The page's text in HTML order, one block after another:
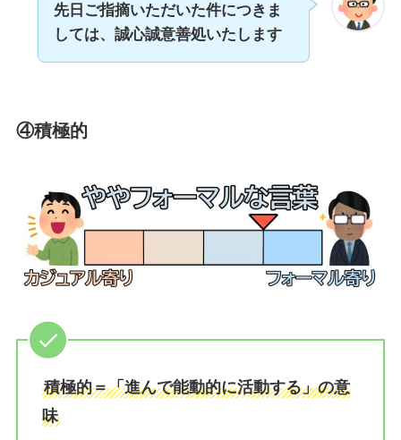
先日ご指摘いただいた件につきま
しては、誠心誠意善処いたします
④積極的
積極的＝「進んで能動的に活動する」の意
味